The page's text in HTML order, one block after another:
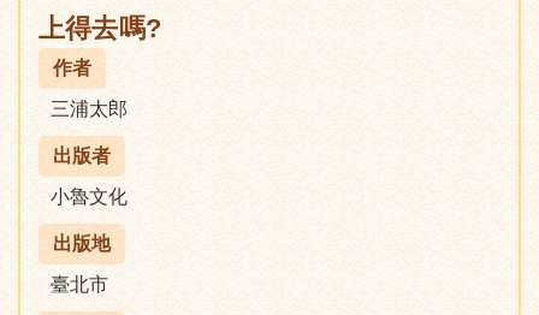
上得去嗎?
作者
三浦太郎
出版者
小魯文化
出版地
臺北市